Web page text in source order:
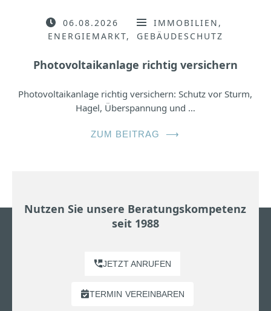
06.08.2026
IMMOBILIEN
ENERGIEMARKT
GEBÄUDESCHUTZ
Photovoltaikanlage richtig versichern
Photovoltaikanlage richtig versichern: Schutz vor Sturm,
Hagel, Überspannung und …
ZUM BEITRAG ⟶
Nutzen Sie unsere Beratungskompetenz
seit 1988
JETZT ANRUFEN
TERMIN VEREINBAREN